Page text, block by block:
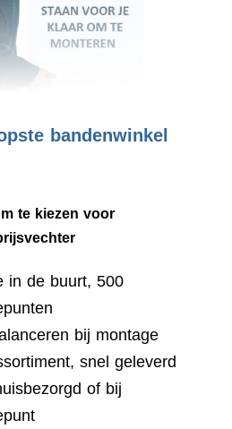
bandenwinkel
te kiezen voor
in de buurt, 500
bij montage
snel geleverd
of bij